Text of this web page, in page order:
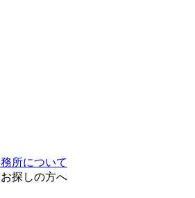
所について
探しの方へ